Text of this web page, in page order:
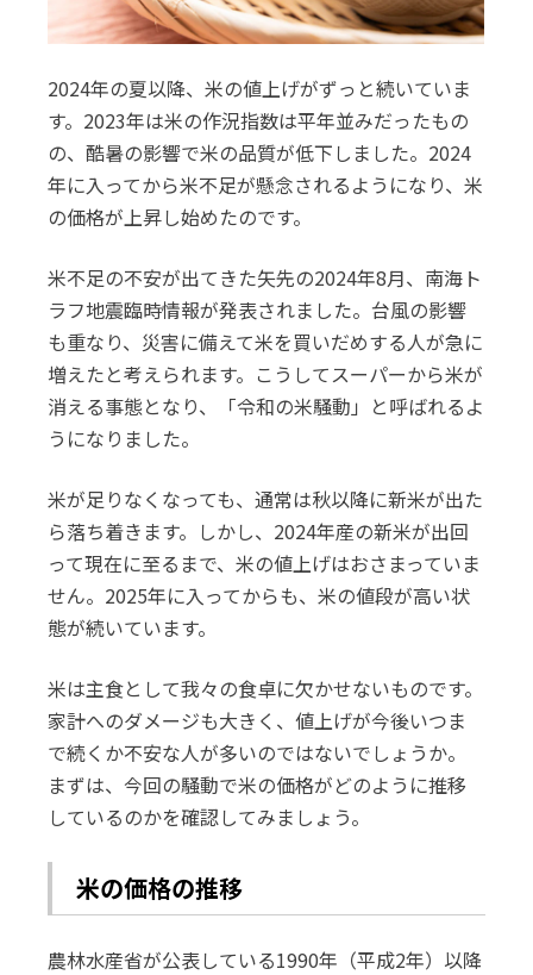
2024年の夏以降、米の値上げがずっと続いていま
す。2023年は米の作況指数は平年並みだったもの
の、酷暑の影響で米の品質が低下しました。2024
年に入ってから米不足が懸念されるようになり、米
の価格が上昇し始めたのです。
米不足の不安が出てきた矢先の2024年8月、南海ト
ラフ地震臨時情報が発表されました。台風の影響
も重なり、災害に備えて米を買いだめする人が急に
増えたと考えられます。こうしてスーパーから米が
消える事態となり、「令和の米騒動」と呼ばれるよ
うになりました。
米が足りなくなっても、通常は秋以降に新米が出た
ら落ち着きます。しかし、2024年産の新米が出回
って現在に至るまで、米の値上げはおさまっていま
せん。2025年に入ってからも、米の値段が高い状
態が続いています。
米は主食として我々の食卓に欠かせないものです。
家計へのダメージも大きく、値上げが今後いつま
で続くか不安な人が多いのではないでしょうか。
まずは、今回の騒動で米の価格がどのように推移
しているのかを確認してみましょう。
米の価格の推移
農林水産省が公表している1990年（平成2年）以降